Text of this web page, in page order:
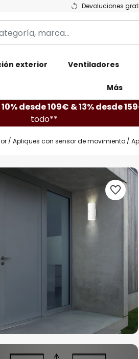
Devoluciones
exterior Ventiladores
Más
10% desde 109€ & 13% desde
todo**
Apliques con sensor de movimiento